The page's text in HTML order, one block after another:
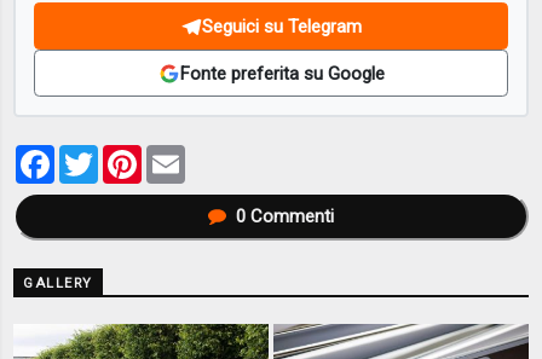
Seguici su Telegram
Fonte preferita su Google
Facebook
TwitterPinterest
0Commenti
GALLERY